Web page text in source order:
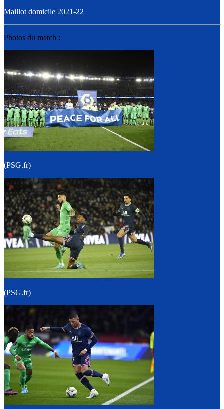
Maillot domicile 2021-22
Photos du match :
(PSG.fr)
(PSG.fr)